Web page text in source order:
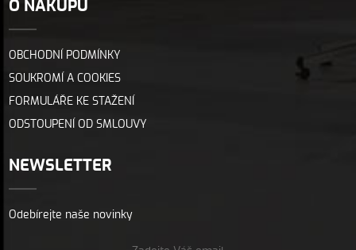
O NÁKUPU
OBCHODNÍ PODMÍNKY
SOUKROMÍ A COOKIES
FORMULÁŘE KE STAŽENÍ
ODSTOUPENÍ OD SMLOUVY
NEWSLETTER
Odebírejte naše novinky